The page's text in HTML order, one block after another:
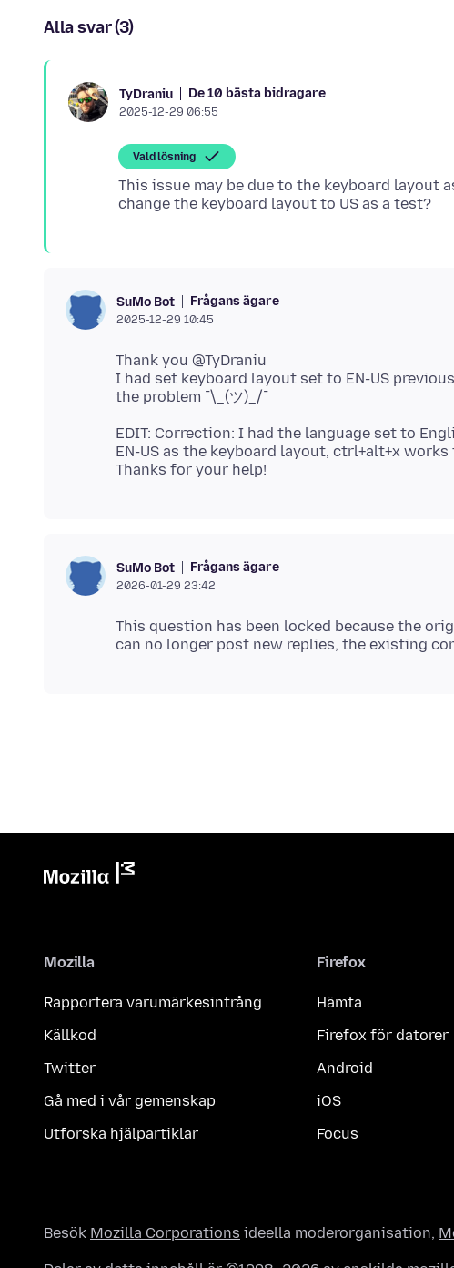
Alla svar (3)
TyDraniu De 10 bästa bidragare
2025-12-29 06:55
Vald lösning
This issue may be due to the keyboard layout
SuMo Bot Frågans ägare
2025-12-29 10:45
Thank you @TyDraniu
I had set keyboard layout set to EN-US
EDIT: Correction: I had the language set to
EN-US as the keyboard layout, ctrl+alt+x works
SuMo Bot Frågans ägare
2026-01-29 23:42
This question has been locked because the
Mozilla
Rapportera varumärkesintrång
Källkod
Twitter
Gå med i vår gemenskap
Utforska hjälpartiklar
Firefox
Hämta
Firefox för datorer
Android
iOS
Focus
Besök Mozilla Corporations ideella moderorganisation,